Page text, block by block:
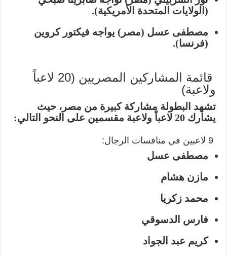
(الولايات المتحدة الأمريكية).
مصطفى عسل (مصر) يواجه فيكتور كروين
(فرنسا).
قائمة المشاركين المصريين (20 لاعباً
ولاعبة)
تشهد البطولة مشاركة كبيرة من مصر، حيث
يشارك 20 لاعباً ولاعبة مقسمين على النحو التالي:
9 لاعبين في منافسات الرجال:
مصطفى عسل
مازن هشام
محمد زكريا
فارس الدسوقي
كريم عبد الجواد